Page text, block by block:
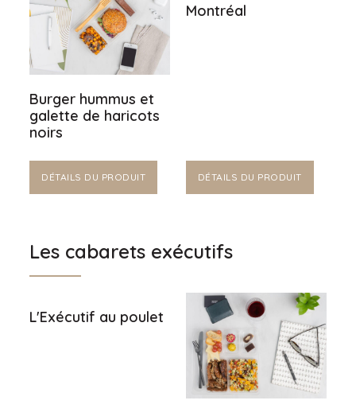
Burger hummus et
galette de haricots
noirs
DÉTAILS DU PRODUIT
Montréal
DÉTAILS DU PRODUIT
Les cabarets exécutifs
L'Exécutif au poulet